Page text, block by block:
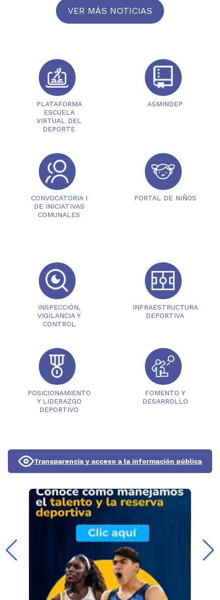
VER MÁS NOTICIAS
PLATAFORMA
ESCUELA
VIRTUAL DEL
DEPORTE
ASMINDEP
CONVOCATORIA I
DE INICIATIVAS
COMUNALES
PORTAL DE NIÑOS
INSPECCIÓN,
VIGILANCIA Y
CONTROL
INFRAESTRUCTURA
DEPORTIVA
POSICIONAMIENTO
Y LIDERAZGO
DEPORTIVO
FOMENTO Y
DESARROLLO
Transparencia y acceso a la información pública